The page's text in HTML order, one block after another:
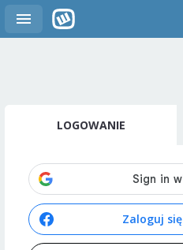
LOGOWANIE
Zaloguj